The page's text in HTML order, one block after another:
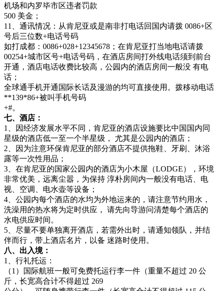
机场和内罗毕市区违者罚款
500 美金；
11、通讯情况：从肯尼亚或是南非打电话回国内请拨 0086+区
号后三位数+电话号码
如打成都：0086+028+12345678；在肯尼亚打当地电话请拨
00254+城市区号+电话号码，在酒店房间打外线电话须到前台
开通，酒店电话收费比较高，公园内的酒店房间一般没 有电
话；
全球通手机开通国际长话及漫游的均可直接使用。拨移动电话
**139*86+被叫手机号码
+#。
七、酒店：
1、因经济发展水平不同，肯尼亚的酒店设施要比中国国内同
星级的酒店低一至一个半星级， 尤其是公园内的酒店；
2、因为注意环保肯尼亚的部分酒店不提供拖鞋、牙刷、沐浴
露等一次性用品；
3、在肯尼亚的国家公园内的酒店为小木屋（LODGE），环境
非常优美，远离尘嚣，为保持 淳朴房间内一般没有电话、电
视、空调、电水壶等设备；
4、公园内每个酒店的水均为外地运来的，请注意节约用水，
洗澡用的热水将为定时供应， 请先向导游问清楚每个酒店的
水电供应时间。
5、尽量不要单独离开酒店，若需外出时，请通知领队，并结
伴而行，带上酒店名片，以备 迷路时使用。
八、出入境：
1、行礼托运：
（1）国际航班一般可免费托运行李一件（重量不超过 20 公
斤，长宽高合计不得超过 269